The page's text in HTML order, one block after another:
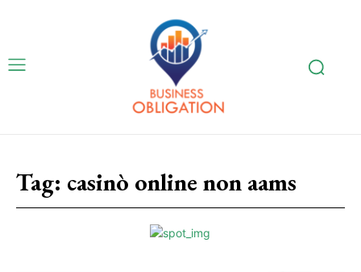
Tag: casinò online non aams